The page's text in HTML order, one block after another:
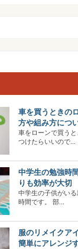
車を買うときの
方や組み方につ
車をローンで買う
つけたらいいので...
中学生の勉強時
りも効率が大切
中学生の子供がい
時間です。 部...
服のリメイクア
簡単にアレンジ